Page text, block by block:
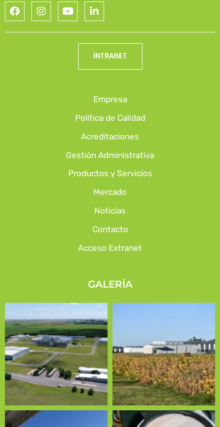
INTRANET
Empresa
Política de Calidad
Acreditaciones
Gestión Administrativa
Productos y Servicios
Mercado
Noticias
Contacto
Acceso Extranet
GALERÍA